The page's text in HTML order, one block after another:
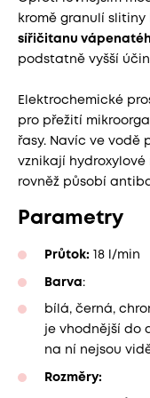
kromě granulí slitiny
sířičitanu
podstatně vyšší
Elektrochemické
pro přežití
řasy. Navíc ve vodě
vznikají
rovněž působí
Parametry
Průtok: 18 l/min
Barva:
bílá, černá,
je vhodnější do
na ní nejsou
Rozměry: